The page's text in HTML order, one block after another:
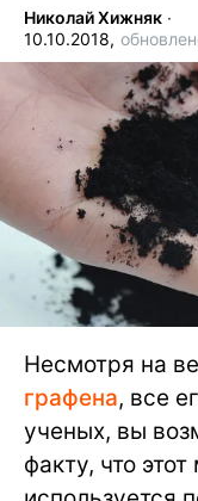
Николай Хижняк ∙
10.10.2018,
Несмотря на
графена, все
ученых, вы
факту, что